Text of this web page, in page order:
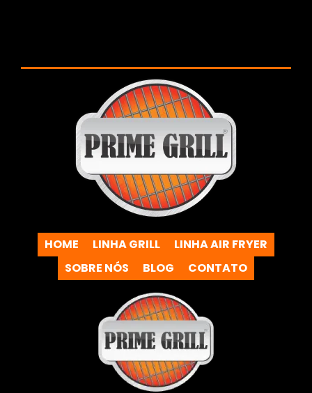
HOME LINHA GRILL
LINHA AIR FRYER
SOBRE NÓS
BLOG CONTATO